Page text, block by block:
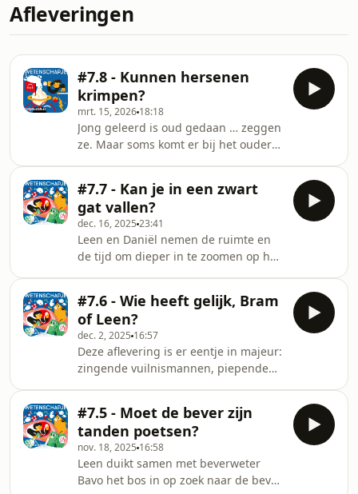
Afleveringen
#7.8 - Kunnen hersenen
krimpen?
mrt. 15, 2026 18:18
Jong geleerd is oud gedaan … zeggen
ze. Maar soms komt er bij het ouder
met een ouder wordend brein en hoe
dat kan leiden tot dementie, ontrafelt
Leen samen met Mathieu. Dit
Wetenschapje is een deep dive in
onze hersenpan. Hopelijk zijn we
niets vergeten.Luister ook naar de
fictiepodcast De krimpende
reus.&nbsp; Een verhaal over e
#7.7 - Kan je in een zwart
gat vallen?
dec. 16, 2025 23:41
Leen en Daniël nemen de ruimte en
de tijd om dieper in te zoomen op het
Einstein zijn tijd ver vooruit was, dat
botsende gaten klinken als een
lieflijke tsjirp en dat tijd trager gaat
als je sneller
beweegt.&nbsp;LETTERLIJK! Leens
hersenen zijn bijna opgebrand door
al deze info! 🤯🤯🤯 Dit was trouwens
de laatste aflevering van sei
#7.6 - Wie heeft gelijk, Bram
of Leen?
dec. 2, 2025 16:57
Deze aflevering is er eentje in majeur:
zingende vuilnismannen, piepende
meerdere noten over windshifters,
secundaire grondstoffen en wat er nu
allemaal bij de PMD mag.&nbsp;Én
we zoeken meerstemmig uit: WIE
HEEFT ER HIER NU EIGENLIJK GELIJK?
#7.5 - Moet de bever zijn
tanden poetsen?
nov. 18, 2025 16:58
Leen duikt samen met beverweter
Bavo het bos in op zoek naar de bever.